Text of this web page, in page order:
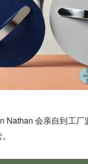
Nathan 会亲自到工厂